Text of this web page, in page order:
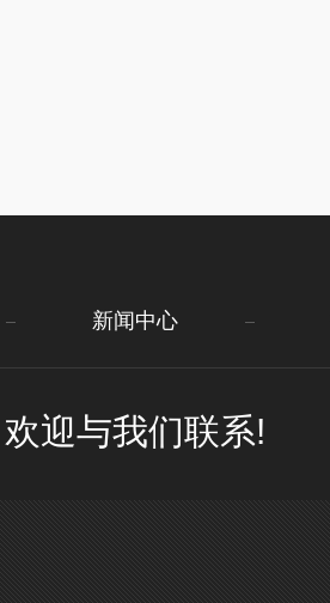
新闻中心
欢迎与我们联系!